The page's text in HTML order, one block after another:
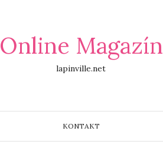
Online Magazín
lapinville.net
KONTAKT